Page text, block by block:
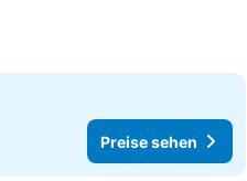
Preise sehen